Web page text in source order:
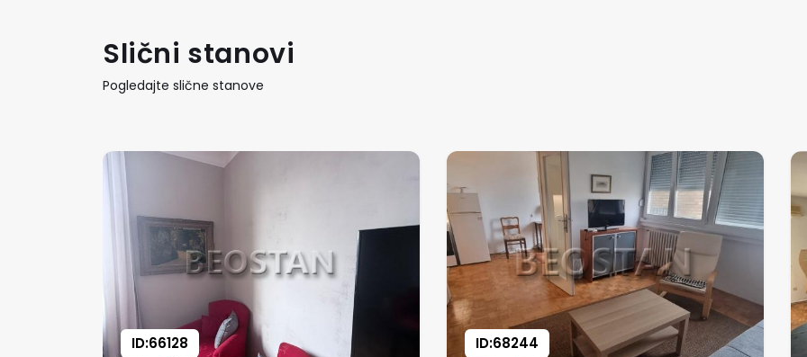
Slični stanovi
Pogledajte slične stanove
ID:66128 ID:68244